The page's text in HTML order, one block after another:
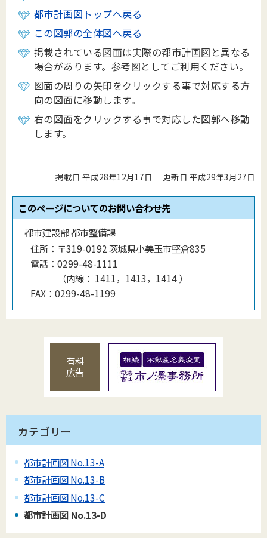
都市計画図トップへ戻る
この図郭の全体図へ戻る
掲載されている図面は実際の都市計画図と異なる
場合があります。参考図としてご利用ください。
図面の周りの矢印をクリックする事で対応する方
向の図面に移動します。
右の図面をクリックする事で対応した図郭へ移動
します。
掲載日 平成28年12月17日 更新日 平成29年3月27日
このページについてのお問い合わせ先
都市建設部 都市整備課
住所： 〒319-0192 茨城県小美玉市堅倉835
電話： 0299-48-1111
（内線 ： 1411，1413，1414）
FAX： 0299-48-1199
有料
広告
カテゴリー
都市計画図 No.13-A
都市計画図 No.13-B
都市計画図 No.13-C
都市計画図 No.13-D